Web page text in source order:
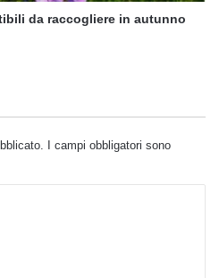
da raccogliere in autunno
I campi obbligatori sono